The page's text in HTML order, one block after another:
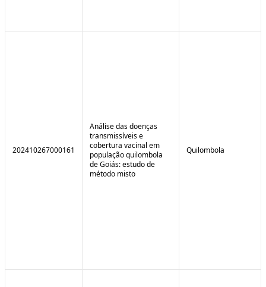
202410267000161
Análise das doenças
transmissíveis e
cobertura vacinal em
população quilombola
de Goiás: estudo de
método misto
Quilombola